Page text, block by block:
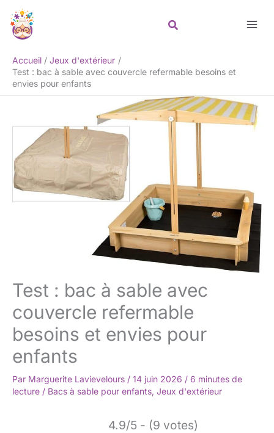
contenu
Accueil
Jeux d'extérieur
Test : bac à sable avec couvercle refermable besoins et
envies pour enfants
Test : bac à sable avec
couvercle refermable
besoins et envies pour
enfants
Par Marguerite Lavievelours / 14 juin 2026 / 6 minutes de
lecture / Bacs à sable pour enfants, Jeux d'extérieur
4.9/5 - (9 votes)
Rechercher